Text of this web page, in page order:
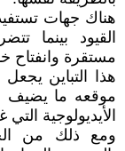
هناك جهات
القيود بينما
مستقرة وانفتاح
هذا التباين
موقعه ما يضيف
الأيديولوجية
ومع ذلك من